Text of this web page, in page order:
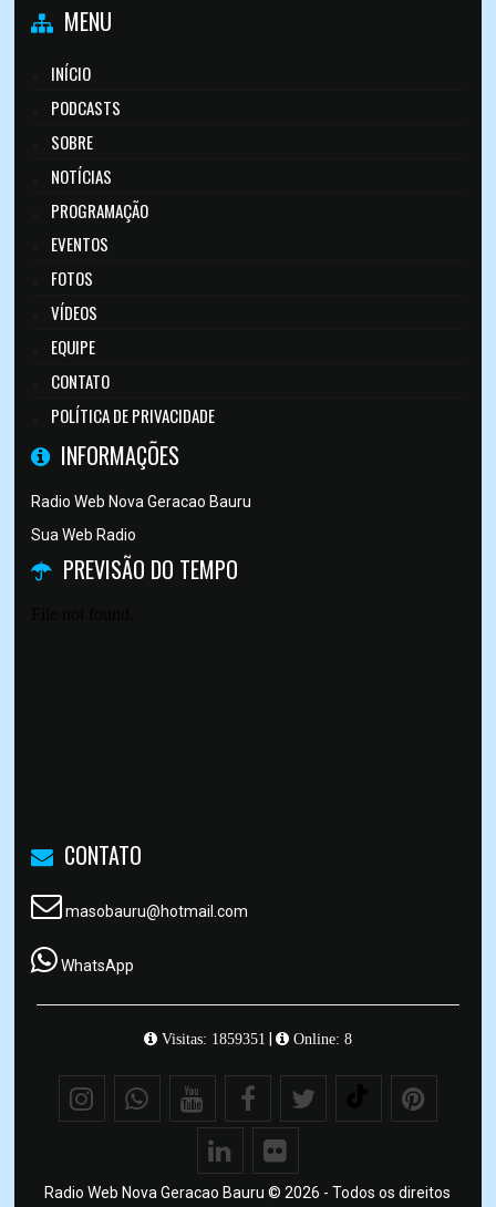
MENU
INÍCIO
PODCASTS
SOBRE
NOTÍCIAS
PROGRAMAÇÃO
EVENTOS
FOTOS
VÍDEOS
EQUIPE
CONTATO
POLÍTICA DE PRIVACIDADE
INFORMAÇÕES
Radio Web Nova Geracao Bauru
Sua Web Radio
PREVISÃO DO TEMPO
CONTATO
masobauru@hotmail.com
WhatsApp
Visitas: 1859351 Online: 8
Radio Web Nova Geracao Bauru © 2026 - Todos os direitos